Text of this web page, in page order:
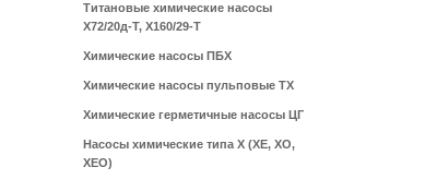
Титановые химические насосы
Х72/20д-Т, Х160/29-Т
Химические насосы ПБХ
Химические насосы пульповые ТХ
Химические герметичные насосы ЦГ
Насосы химические типа Х (ХЕ, ХО,
ХЕО)